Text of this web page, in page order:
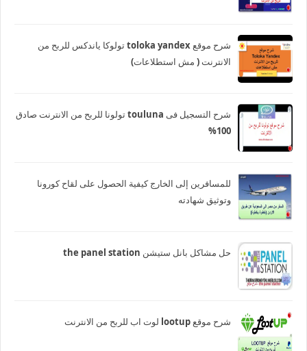
شرح موقع toloka yandex تولوكا ياندكس للربح من
الانترنت ( مش استطلاعات)
شرح التسجيل فى touluna تولونا للربح من الانترنت صادق
100%
للمسافرين إلى الخارج كيفية الحصول على لقاح كورونا
وتوثيق شهادته
حل مشاكل بانل ستيشن the panel station
شرح موقع lootup لوت اب للربح من الانترنت